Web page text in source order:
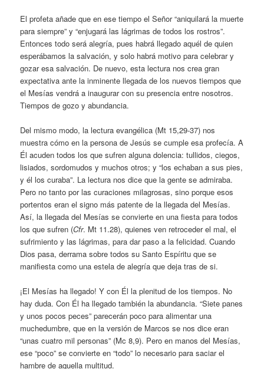
El profeta añade que en ese tiempo el Señor “aniquilará la muerte
para siempre” y “enjugará las lágrimas de todos los rostros”.
Entonces todo será alegría, pues habrá llegado aquél de quien
esperábamos la salvación, y solo habrá motivo para celebrar y
gozar esa salvación. De nuevo, esta lectura nos crea gran
expectativa ante la inminente llegada de los nuevos tiempos que
el Mesías vendrá a inaugurar con su presencia entre nosotros.
Tiempos de gozo y abundancia.
Del mismo modo, la lectura evangélica (Mt 15,29-37) nos
muestra cómo en la persona de Jesús se cumple esa profecía. A
Él acuden todos los que sufren alguna dolencia: tullidos, ciegos,
lisiados, sordomudos y muchos otros; y “los echaban a sus pies,
y él los curaba”. La lectura nos dice que la gente se admiraba.
Pero no tanto por las curaciones milagrosas, sino porque esos
portentos eran el signo más patente de la llegada del Mesías.
Así, la llegada del Mesías se convierte en una fiesta para todos
los que sufren (Cfr. Mt 11.28), quienes ven retroceder el mal, el
sufrimiento y las lágrimas, para dar paso a la felicidad. Cuando
Dios pasa, derrama sobre todos su Santo Espíritu que se
manifiesta como una estela de alegría que deja tras de si.
¡El Mesías ha llegado! Y con Él la plenitud de los tiempos. No
hay duda. Con Él ha llegado también la abundancia. “Siete panes
y unos pocos peces” parecerán poco para alimentar una
muchedumbre, que en la versión de Marcos se nos dice eran
“unas cuatro mil personas” (Mc 8,9). Pero en manos del Mesías,
ese “poco” se convierte en “todo” lo necesario para saciar el
hambre de aquella multitud.